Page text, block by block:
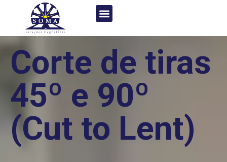
Corte de tiras
45º e 90º
(Cut to Lent)